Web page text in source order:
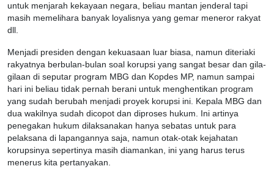
untuk menjarah kekayaan negara, beliau mantan jenderal tapi
masih memelihara banyak loyalisnya yang gemar meneror rakyat
dll.
Menjadi presiden dengan kekuasaan luar biasa, namun diteriaki
rakyatnya berbulan-bulan soal korupsi yang sangat besar dan gila-
gilaan di seputar program MBG dan Kopdes MP, namun sampai
hari ini beliau tidak pernah berani untuk menghentikan program
yang sudah berubah menjadi proyek korupsi ini. Kepala MBG dan
dua wakilnya sudah dicopot dan diproses hukum. Ini artinya
penegakan hukum dilaksanakan hanya sebatas untuk para
pelaksana di lapangannya saja, namun otak-otak kejahatan
korupsinya sepertinya masih diamankan, ini yang harus terus
menerus kita pertanyakan.